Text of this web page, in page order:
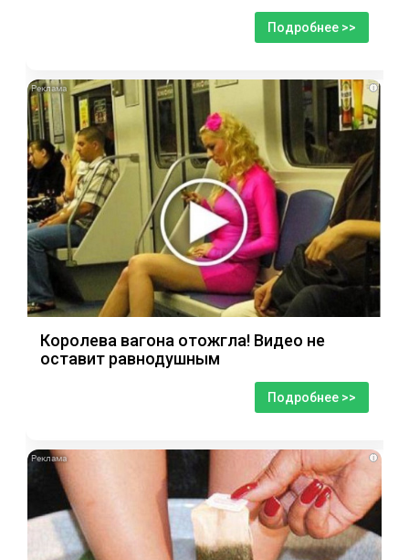
Подробнее >>
i
Королева вагона отожгла! Видео не
оставит равнодушным
Подробнее >>
i